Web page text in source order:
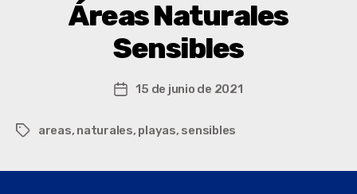
Áreas Naturales
Sensibles
15 de junio de 2021
areas, naturales, playas, sensibles